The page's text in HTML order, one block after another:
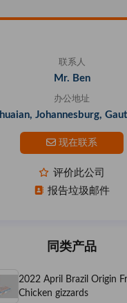
联系人
Mr. Ben
办公地址
huaian, Johannesburg,
现在联系
评价此公司
报告垃圾邮件
同类产品
2022 April Brazil Origin
Chicken gizzards